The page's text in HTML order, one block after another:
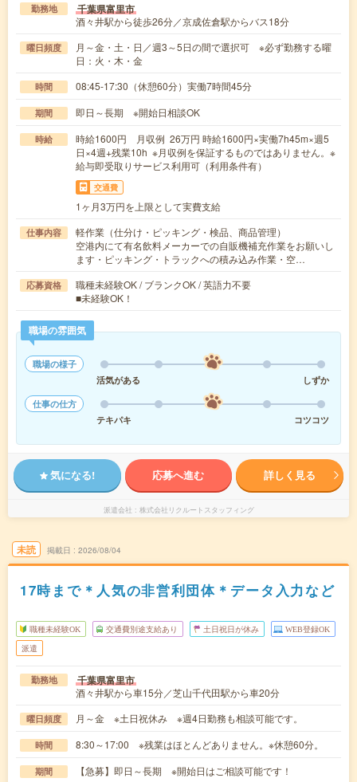
勤務地 千葉県富里市
酒々井駅から徒歩26分／京成佐倉駅からバス18分
曜日頻度
月～金・土・日／週3～5日の間で選択可 ※必ず勤務する曜
日：火・木・金
時間 08:45-17:30（休憩60分）実働7時間45分
期間 即日～長期 ※開始日相談OK
時給
時給1600円 月収例 26万円 時給1600円×実働7h45m×週5
日×4週+残業10h ※月収例を保証するものではありません。※
給与即受取りサービス利用可（利用条件有）
交通費
1ヶ月3万円を上限として実費支給
仕事内容
軽作業（仕分け・ピッキング・検品、商品管理）
空港内にて有名飲料メーカーでの自販機補充作業をお願いし
ます・ピッキング・トラックへの積み込み作業・空…
応募資格
職種未経験OK / ブランクOK / 英語力不要
■未経験OK！
職場の雰囲気
職場の様子
活気がある
しずか
仕事の仕方
テキパキ
コツコツ
気になる! 応募へ進む 詳しく見る
派遣会社 株式会社リクルートスタッフィング
未読 掲載日 2026/08/04
17時まで＊人気の非営利団体＊データ入力など
職種未経験OK 交通費別途支給あり 土日祝日が休み WEB登録OK
派遣
勤務地 千葉県富里市
酒々井駅から車15分／芝山千代田駅から車20分
曜日頻度 月～金 ※土日祝休み ※週4日勤務も相談可能です。
時間 8:30～17:00 ※残業はほとんどありません。※休憩60分。
期間 【急募】即日～長期 ※開始日はご相談可能です！